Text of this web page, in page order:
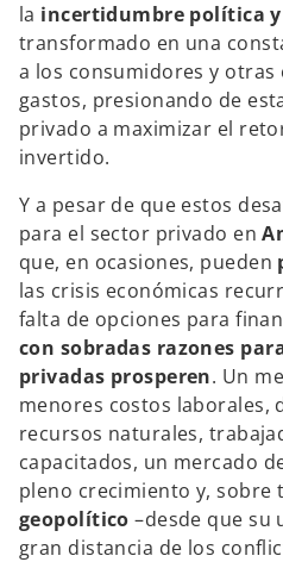
la incertidumbre política
transformado en una
a los consumidores y otras
gastos, presionando de
privado a maximizar el
invertido.
Y a pesar de que estos
para el sector privado en
que, en ocasiones, pueden
las crisis económicas
falta de opciones para
con sobradas razones
privadas prosperen. Un
menores costos laborales,
recursos naturales,
capacitados, un mercado
pleno crecimiento y, sobre
geopolítico –desde que su
gran distancia de los